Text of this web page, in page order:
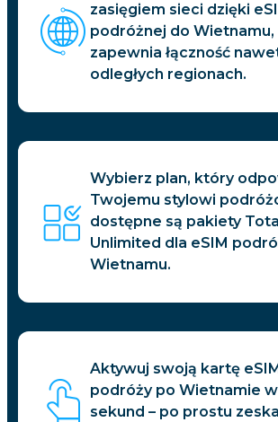
zasięgiem sieci dzięki
podróżnej do Wietnamu,
zapewnia łączność
odległych regionach.
Wybierz plan, który
Twojemu stylowi
dostępne są pakiety
Unlimited dla eSIM
Wietnamu.
Aktywuj swoją kartę
podróży po Wietnamie
sekund – po prostu